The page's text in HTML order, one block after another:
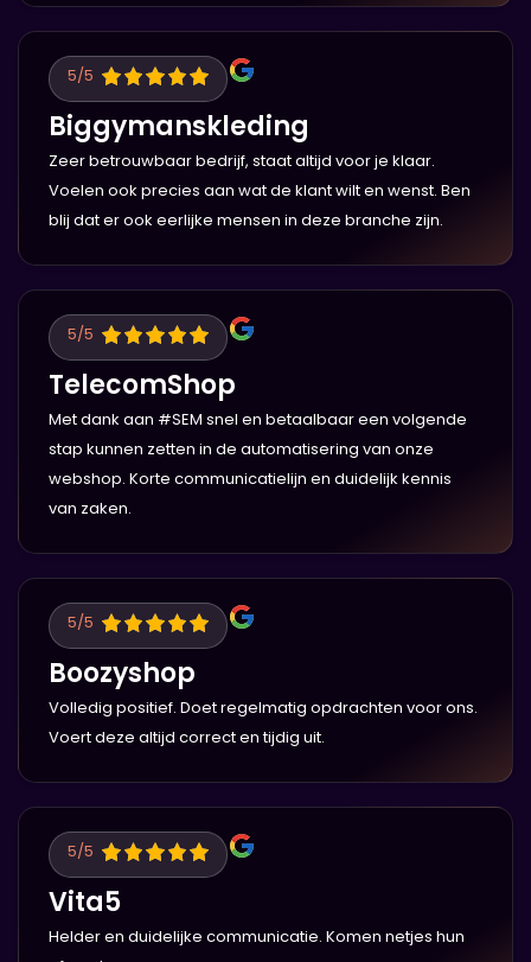
5/5
Biggymanskleding
Zeer betrouwbaar bedrijf, staat altijd voor je klaar.
Voelen ook precies aan wat de klant wilt en wenst. Ben
blij dat er ook eerlijke mensen in deze branche zijn.
5/5
TelecomShop
Met dank aan #SEM snel en betaalbaar een volgende
stap kunnen zetten in de automatisering van onze
webshop. Korte communicatielijn en duidelijk kennis
van zaken.
5/5
Boozyshop
Volledig positief. Doet regelmatig opdrachten voor ons.
Voert deze altijd correct en tijdig uit.
5/5
Vita5
Helder en duidelijke communicatie. Komen netjes hun